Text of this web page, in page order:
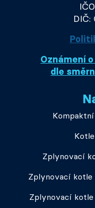
DIČ:
Oznámení
dle
Zplynovací
Zplynovací kotle
Zplynovací